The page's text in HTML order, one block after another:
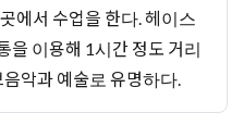
에서 수업을 한다. 헤이스
을 이용해 1시간 정도 거리
악과 예술로 유명하다.